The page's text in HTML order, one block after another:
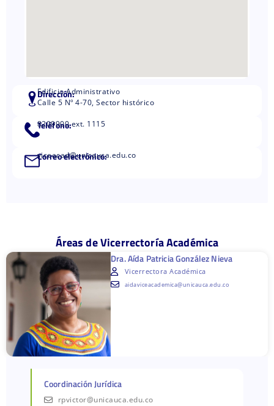
Dirección:
Edificio Administrativo
Calle 5 Nº 4-70, Sector histórico
Teléfono:
8209900 ext. 1115
Correo electrónico:
viceacad@unicauca.edu.co
Áreas de Vicerrectoría Académica
Dra. Aída Patricia González Nieva
Vicerrectora Académica
aidaviceacademica@unicauca.edu.co
Coordinación Jurídica
rpvictor@unicauca.edu.co